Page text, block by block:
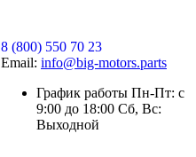
8 (800) 550 70 23
Email: info@big-motors.parts
График работы Пн-Пт: с
9:00 до 18:00 Сб, Вс:
Выходной